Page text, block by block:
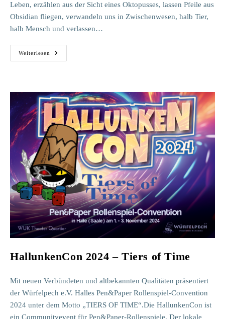
Leben, erzählen aus der Sicht eines Oktopusses, lassen Pfeile aus
Obsidian fliegen, verwandeln uns in Zwischenwesen, halb Tier,
halb Mensch und verlassen…
Weiterlesen
WILDNIS
|
HallunkenCon 2024 – Tiers of Time
Mit neuen Verbündeten und altbekannten Qualitäten präsentiert
der Würfelpech e.V. Halles Pen&Paper Rollenspiel-Convention
2024 unter dem Motto „TIERS OF TIME“.Die HallunkenCon ist
ein Communityevent für Pen&Paper-Rollenspiele. Der lokale